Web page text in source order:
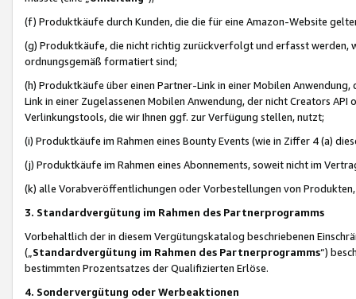
(f) Produktkäufe durch Kunden, die die für eine Amazon-Website
(g) Produktkäufe, die nicht richtig zurückverfolgt und erfasst werden,
ordnungsgemäß formatiert sind;
(h) Produktkäufe über einen Partner-Link in einer Mobilen
Link in einer Zugelassenen Mobilen Anwendung, der nicht Creators
Verlinkungstools, die wir Ihnen ggf. zur Verfügung stellen, nutzt;
(i) Produktkäufe im Rahmen eines Bounty Events (wie in Ziffer 4 (a)
(j) Produktkäufe im Rahmen eines Abonnements, soweit nicht im
(k) alle Vorabveröffentlichungen oder Vorbestellungen von
3. Standardvergütung im Rahmen des Partnerprogramms
Vorbehaltlich der in diesem Vergütungskatalog beschriebenen
(„ Standardvergütung im Rahmen des Partnerprogramms“)
bestimmten Prozentsatzes der Qualifizierten Erlöse.
4. Sondervergütung oder Werbeaktionen